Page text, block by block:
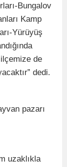
Bungalov
Kamp
Yürüyüş
de
dedi.
pazarı
uzaklıkla